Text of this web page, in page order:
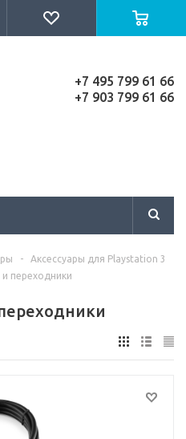
+7 495 799 61 66
+7 903 799 61 66
-
Аксессуары для Playstation 3
переходники